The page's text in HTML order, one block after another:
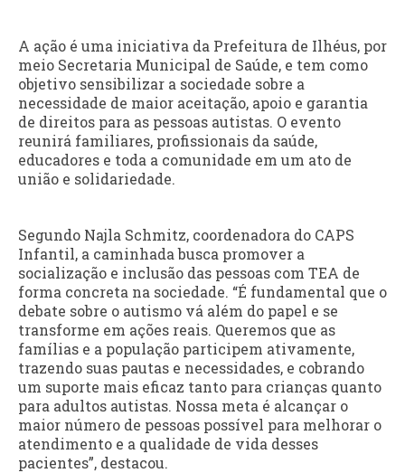
A ação é uma iniciativa da Prefeitura de Ilhéus, por
meio Secretaria Municipal de Saúde, e tem como
objetivo sensibilizar a sociedade sobre a
necessidade de maior aceitação, apoio e garantia
de direitos para as pessoas autistas. O evento
reunirá familiares, profissionais da saúde,
educadores e toda a comunidade em um ato de
união e solidariedade.
Segundo Najla Schmitz, coordenadora do CAPS
Infantil, a caminhada busca promover a
socialização e inclusão das pessoas com TEA de
forma concreta na sociedade. “É fundamental que o
debate sobre o autismo vá além do papel e se
transforme em ações reais. Queremos que as
famílias e a população participem ativamente,
trazendo suas pautas e necessidades, e cobrando
um suporte mais eficaz tanto para crianças quanto
para adultos autistas. Nossa meta é alcançar o
maior número de pessoas possível para melhorar o
atendimento e a qualidade de vida desses
pacientes”, destacou.